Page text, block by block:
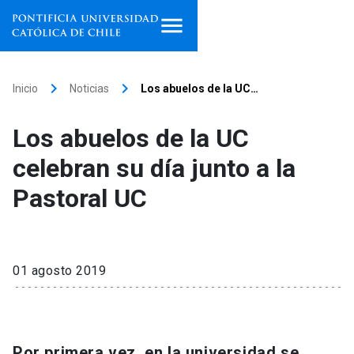
Facultades, escuelas e
institutos
Investigación
Extensión
Inicio keyboard_arrow_right Noticias keyboard_arrow_right Los abuelos de la UC…
Los abuelos de la UC
celebran su día junto a la
Pastoral UC
01 agosto 2019